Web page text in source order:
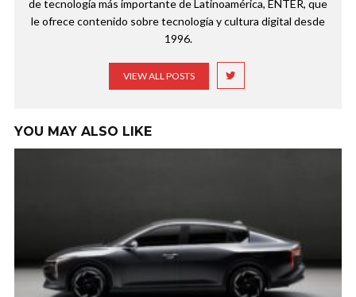
de tecnología más importante de Latinoamérica, ENTER, que
le ofrece contenido sobre tecnología y cultura digital desde
1996.
VIEW ALL POSTS
YOU MAY ALSO LIKE